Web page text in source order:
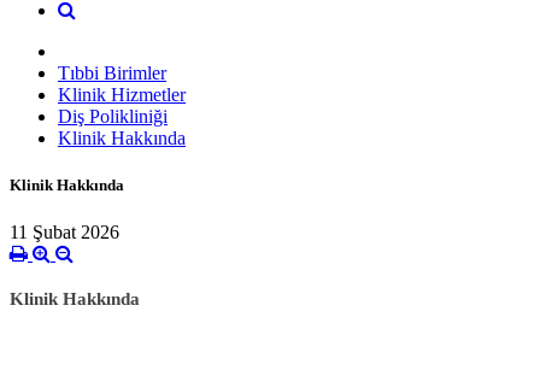
Tıbbi Birimler
Klinik Hizmetler
Diş Polikliniği
Klinik Hakkında
Klinik Hakkında
11 Şubat 2026
Klinik Hakkında